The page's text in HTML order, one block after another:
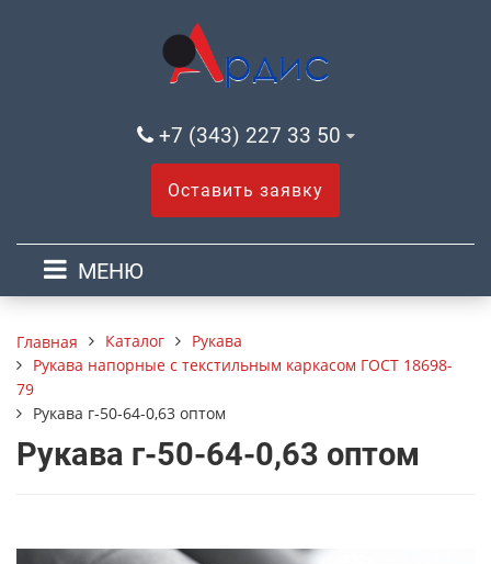
+7 (343) 227 33 50
Оставить заявку
МЕНЮ
Главная Каталог
Рукава
Рукава напорные с текстильным каркасом ГОСТ 18698-
79
Рукава г-50-64-0,63 оптом
Рукава г-50-64-0,63 оптом